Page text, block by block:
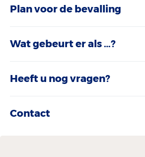
Plan voor de bevalling
Wat gebeurt er als …?
Heeft u nog vragen?
Contact